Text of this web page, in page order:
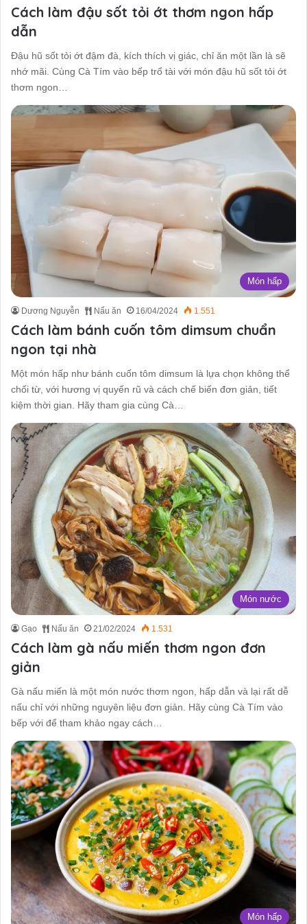
Cách làm đậu sốt tỏi ớt thơm ngon hấp
dẫn
Đậu hũ sốt tỏi ớt đậm đà, kích thích vị giác, chỉ ăn một lần là sẽ
nhớ mãi. Cùng Cà Tím vào bếp trổ tài với món đậu hũ sốt tỏi ớt
thơm ngon…
Món hấp
Dương Nguyễn Nấu ăn 16/04/2024 1.551
Cách làm bánh cuốn tôm dimsum chuẩn
ngon tại nhà
Một món hấp như bánh cuốn tôm dimsum là lựa chọn không thể
chối từ, với hương vị quyến rũ và cách chế biến đơn giản, tiết
kiệm thời gian. Hãy tham gia cùng Cà…
Món nước
Gạo Nấu ăn 21/02/2024 1.531
Cách làm gà nấu miến thơm ngon đơn
giản
Gà nấu miến là một món nước thơm ngon, hấp dẫn và lại rất dễ
nấu chỉ với những nguyên liệu đơn giản. Hãy cùng Cà Tím vào
bếp với để tham khảo ngay cách…
Món hấp